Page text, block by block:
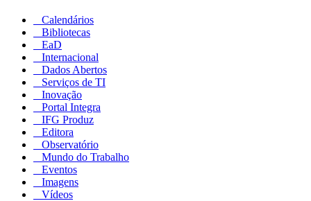
Calendários
Bibliotecas
EaD
Internacional
Dados Abertos
Serviços de TI
Inovação
Portal Integra
IFG Produz
Editora
Observatório
Mundo do Trabalho
Eventos
Imagens
Vídeos